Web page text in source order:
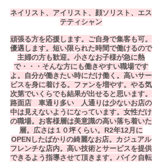
ネイリスト、アイリスト、顔ソリスト、エス
テティシャン
頑張る方を応援します。ご自身で集客も可。
優遇します。短い限られた時間で働けるので
主婦の方も歓迎。小さなお子様が急に熱
で・・・そんな方にも働きやすい職場です
よ。自分が働きたい時にだけ働く。高いサー
ビスを身に着ける。ファンを増やす。やる気
次第でいくらでも結果が出せると思います。
路面店 車通り多い 人通りは少ないお店の
中は見えないようになっています。 ​女性だけ
の職場。お客様層は美意識の高い落ち着いた
層。広さは１０坪くらい。R2年12月に
OPENしたばかりの綺麗なお店。カジュアル
フレンチな店内。高い技術とサービスを提供
できるよう指導させて頂きます。バイク自転